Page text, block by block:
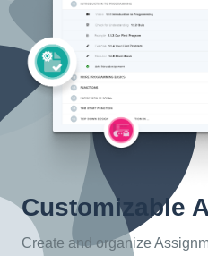
Customizable
Create and organize